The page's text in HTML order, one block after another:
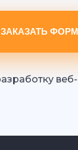
ЗАКАЗАТЬ